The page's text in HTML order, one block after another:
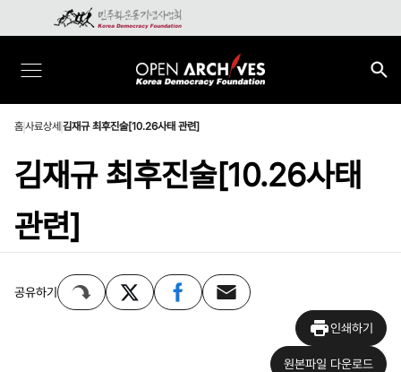
홈사료상세 김재규 최후진술[10.26사태 관련]
김재규 최후진술[10.26사태
관련]
공유하기
인쇄하기
원본파일 다운로드